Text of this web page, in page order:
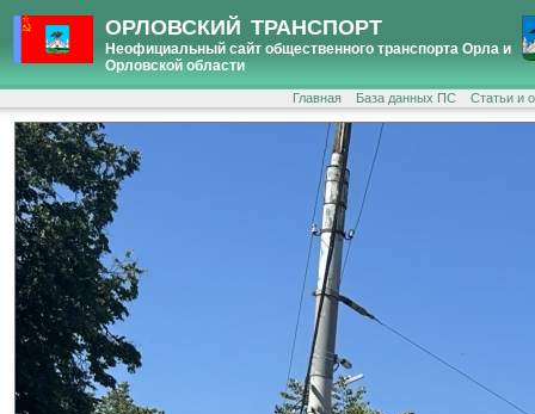
ОРЛОВСКИЙ ТРАНСПОРТ
Неофициальный сайт общественного транспорта Орла и
Орловской области
Главная База данных ПС Статьи и